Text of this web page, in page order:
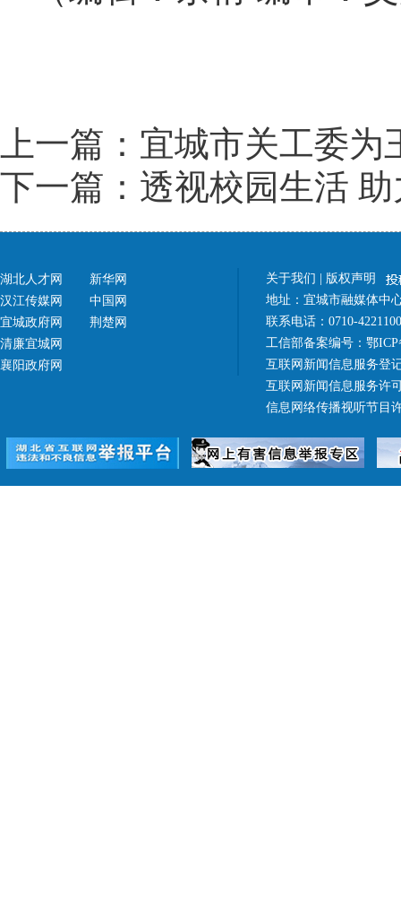
上一篇：宜城市关工委
下一篇：透视校园生活
湖北人才网
汉江传媒网
宜城政府网
清廉宜城网
襄阳政府网
新华网
中国网
荆楚网
关于我们
版权声明
地址：宜城市融媒体中
联系电话：0710-
工信部备案编号： 鄂ICP
互联网新闻信息服务登
互联网新闻信息服务许
信息网络传播视听节目